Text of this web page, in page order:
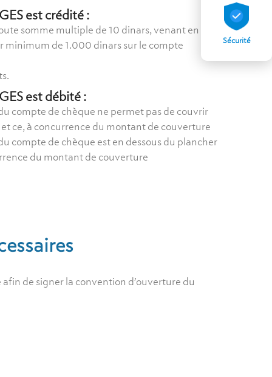
est crédité :
somme multiple de 10 dinars, venant en
minimum de 1.000 dinars sur le compte
est débité :
compte de chèque ne permet pas de couvrir
ce, à concurrence du montant de couverture
compte de chèque est en dessous du plancher
du montant de couverture
de signer la convention d’ouverture du
Sécurité